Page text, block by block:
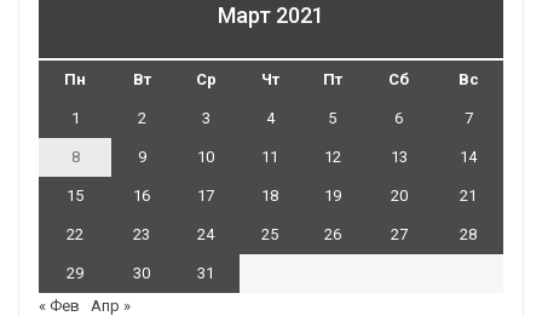
Март 2021
Пн Вт Ср Чт Пт Сб Вс
1 2 3 4 5 6 7
8 9 10 11 12 13 14
15 16 17 18 19 20 21
22 23 24 25 26 27 28
29 30
31
« Фев
Апр »